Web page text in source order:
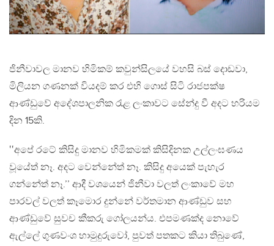
ජිනීවාවල මානව හිමිකම් කවුන්සිලයේ වහසි බස් දොඩවා,
මිලියන ගණනක් වියදම් කර එහි ගොස් සිටි රාජපක්ෂ
ආණ්ඩුවේ අදේශපාලනික රැළ ලංකාවට සේන්දු වී අදට හරියම
දින 15කි.
‛‛අපේ රටේ කිසිදු මානව හිමිකමක් කිසිදිනක උල්ලංඝණය
වූයේත් නෑ. අදට වෙන්නේත් නෑ. කිසිදු අයෙක් පැහැර
ගන්නේත් නෑ.’’ ආදී වශයෙන් ජිනීවා වලත් ලංකාවේ මහ
පාරවල් වලත් කෑමොර දුන්නේ වර්තමාන ආණ්ඩුව සහ
ආණ්ඩුවේ සුවච කීකරු ගෝලයන්ය. එපමණක්ද නොවේ
ඇල්ලේ ගුණවංශ හාමුදුරුවෝ, පුවත් පතකට කියා තිබුණේ,